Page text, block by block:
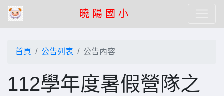
曉 陽 國 小
首頁 公告列表 公告內容
112學年度暑假營隊之